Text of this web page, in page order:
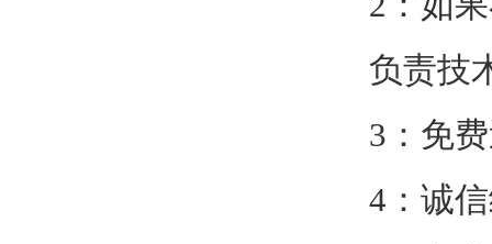
负责技
3 ：免
4 ：诚